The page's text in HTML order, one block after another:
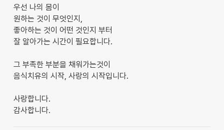
우선 나의 몸이
원하는 것이 무엇인지,
좋아하는 것이 어떤 것인지 부터
잘 알아가는 시간이 필요합니다.
그 부족한 부분을 채워가는것이
음식치유의 시작, 사랑의 시작입니다.
사랑합니다.
감사합니다.